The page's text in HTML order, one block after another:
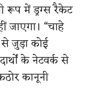
रूप में ड्रग्स रैकेट
जाएगा। “चाहे
जुड़ा कोई
के नेटवर्क से
कानूनी